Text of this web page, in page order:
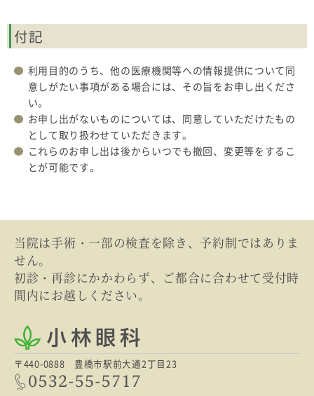
付記
利用目的のうち、他の医療機関等への情報提供について同
意しがたい事項がある場合には、その旨をお申し出くださ
い。
お申し出がないものについては、同意していただけたもの
として取り扱わせていただきます。
これらのお申し出は後からいつでも撤回、変更等をするこ
とが可能です。
当院は手術・一部の検査を除き、予約制ではありま
せん。
初診・再診にかかわらず、ご都合に合わせて受付時
間内にお越しください。
〒440-0888 豊橋市駅前大通2丁目23